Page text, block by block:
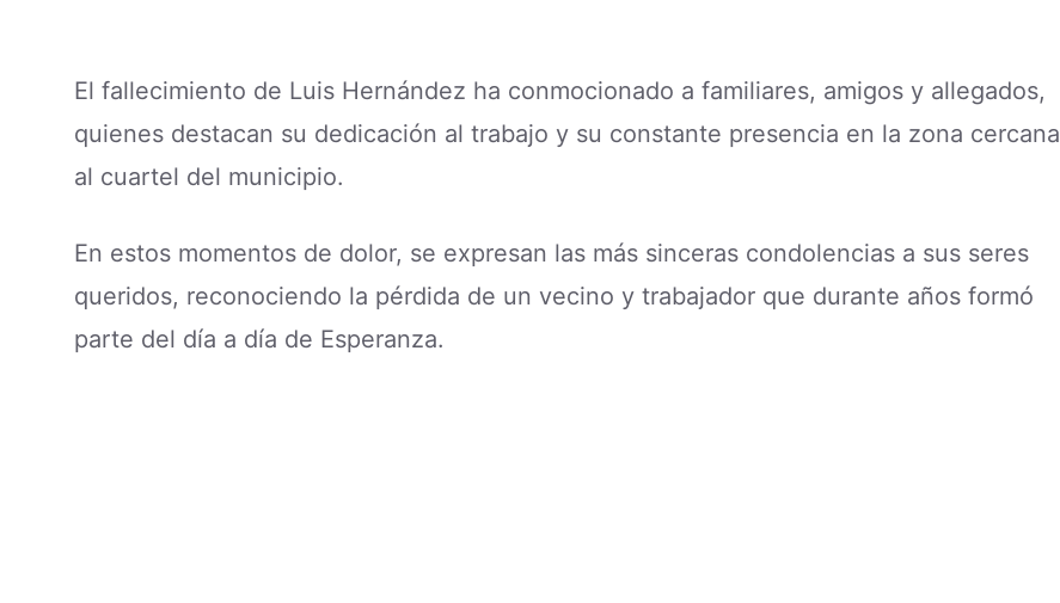
El fallecimiento de Luis Hernández ha conmocionado a familiares, amigos y allegados,
quienes destacan su dedicación al trabajo y su constante presencia en la zona cercana
al cuartel del municipio.
En estos momentos de dolor, se expresan las más sinceras condolencias a sus seres
queridos, reconociendo la pérdida de un vecino y trabajador que durante años formó
parte del día a día de Esperanza.